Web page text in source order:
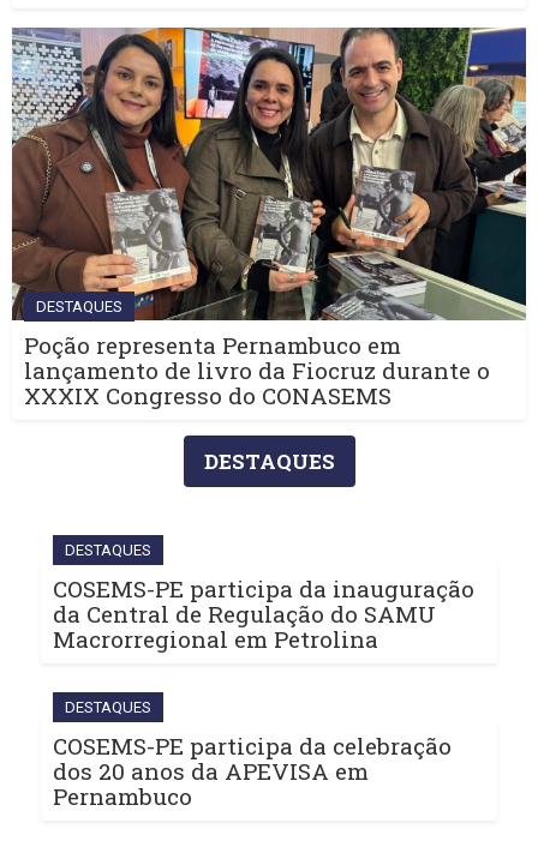
DESTAQUES
Poção representa Pernambuco em
lançamento de livro da Fiocruz durante o
XXXIX Congresso do CONASEMS
DESTAQUES
DESTAQUES
COSEMS-PE participa da inauguração
da Central de Regulação do SAMU
Macrorregional em Petrolina
DESTAQUES
COSEMS-PE participa da celebração
dos 20 anos da APEVISA em
Pernambuco